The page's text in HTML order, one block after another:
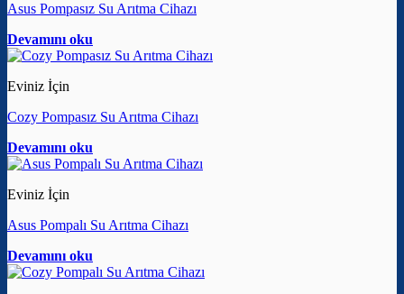
Asus Pompasız Su Arıtma Cihazı
Devamını oku
Eviniz İçin
Cozy Pompasız Su Arıtma Cihazı
Devamını oku
Eviniz İçin
Asus Pompalı Su Arıtma Cihazı
Devamını oku